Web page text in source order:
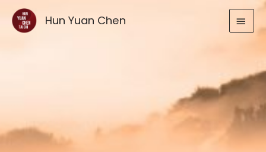
contenido
Hun Yuan Chen